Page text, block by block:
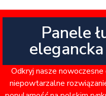
Panele
Odkryj nasze
niepowtarzalne